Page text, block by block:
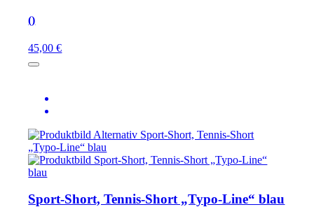
()
45,00 €
Sport-Short, Tennis-Short „Typo-Line“ blau